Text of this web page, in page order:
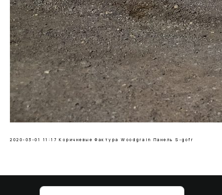
2020-03-01 11:17 Коричневые Фактура Woodgrain Панель S-gofr